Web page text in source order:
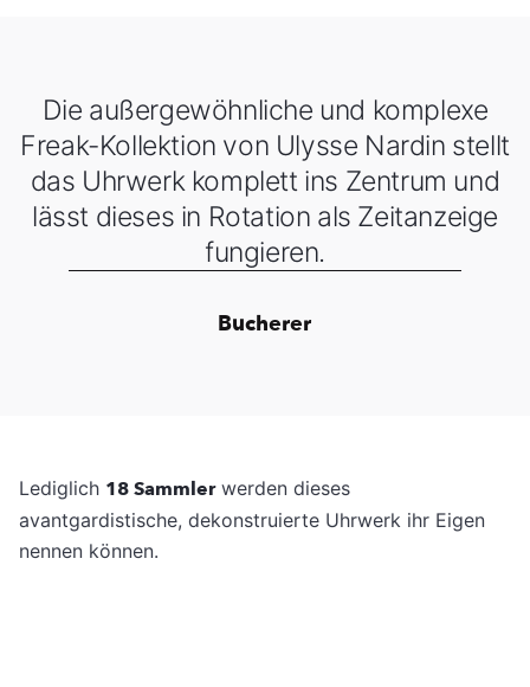
Die außergewöhnliche und komplexe
Freak-Kollektion von Ulysse Nardin stellt
das Uhrwerk komplett ins Zentrum und
lässt dieses in Rotation als Zeitanzeige
fungieren.
Bucherer
Lediglich 18 Sammlerwerden dieses
avantgardistische, dekonstruierte Uhrwerk ihr Eigen
nennen können.